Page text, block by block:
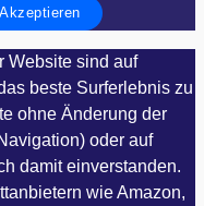
Akzeptieren
Website sind auf
beste Surferlebnis zu
ohne Änderung der
oder auf
damit einverstanden.
wie Amazon,